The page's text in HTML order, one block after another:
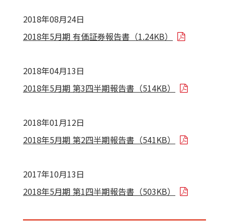
2018年08月24日
2018年5月期 有価証券報告書（1.24KB）
2018年04月13日
2018年5月期 第3四半期報告書（514KB）
2018年01月12日
2018年5月期 第2四半期報告書（541KB）
2017年10月13日
2018年5月期 第1四半期報告書（503KB）